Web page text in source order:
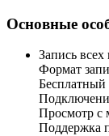
Основные
Запись
Формат
Бесплатный
Просмотр с
Поддержка